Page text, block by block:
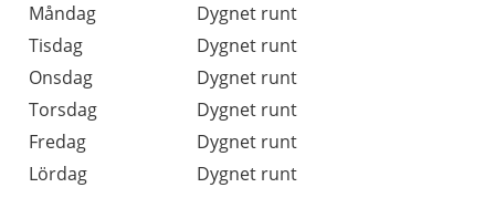
Dag
Öppettider
Kommentarer
Måndag
Dygnet runt
Tisdag
Dygnet runt
Onsdag
Dygnet runt
Torsdag
Dygnet runt
Fredag
Dygnet runt
Lördag
Dygnet runt